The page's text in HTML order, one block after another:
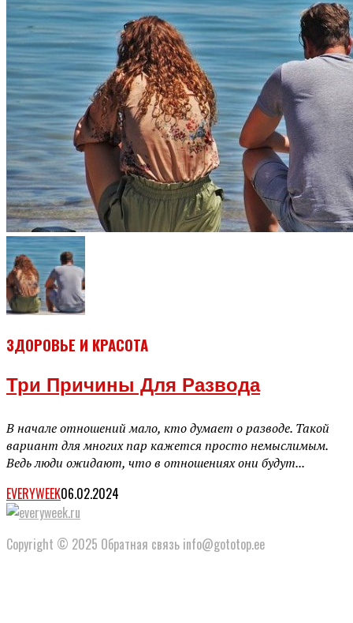
ЗДОРОВЬЕ И КРАСОТА
Три Причины Для Развода
В начале отношений мало, кто думает о разводе. Такой
вариант для многих пар кажется просто немыслимым.
Ведь люди ожидают, что в отношениях они будут...
EVERYWEEK06.02.2024
Copyright © 2025 Обратная связь info@gototop.ee